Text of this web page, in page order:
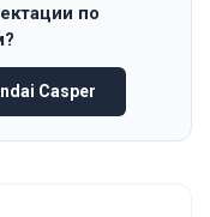
по
Casper